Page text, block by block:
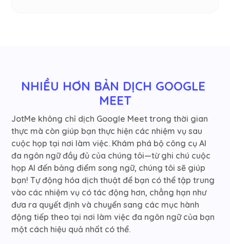
NHIỀU HƠN BẢN DỊCH GOOGLE
MEET
JotMe không chỉ dịch Google Meet trong thời gian
thực mà còn giúp bạn thực hiện các nhiệm vụ sau
cuộc họp tại nơi làm việc. Khám phá bộ công cụ AI
đa ngôn ngữ đầy đủ của chúng tôi—từ ghi chú cuộc
họp AI đến bảng điểm song ngữ, chúng tôi sẽ giúp
bạn! Tự động hóa dịch thuật để bạn có thể tập trung
vào các nhiệm vụ có tác động hơn, chẳng hạn như
đưa ra quyết định và chuyển sang các mục hành
động tiếp theo tại nơi làm việc đa ngôn ngữ của bạn
một cách hiệu quả nhất có thể.